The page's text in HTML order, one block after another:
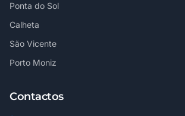
Ponta do Sol
Calheta
São Vicente
Porto Moniz
Contactos